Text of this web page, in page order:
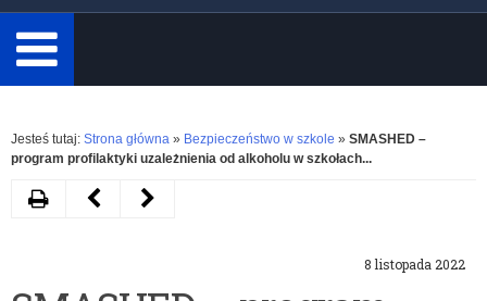
minimum
3
znaki.
Rozwiń
Jesteś tutaj: Strona główna » Bezpieczeństwo w szkole » SMASHED –
program profilaktyki uzależnienia od alkoholu w szkołach...
8 listopada 2022
DrukujNastępnyPoprzedni